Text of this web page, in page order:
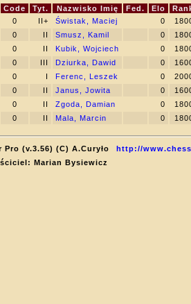
Code Tyt. Nazwisko Imię Fed. Elo
0 II+ Świstak, Maciej 0
0 II Smusz, Kamil 0
0 II Kubik, Wojciech 0
0 III Dziurka, Dawid 0
0 I Ferenc, Leszek 0
0 II Janus, Jowita 0
0 II Zgoda, Damian 0
0 II Mala, Marcin 0
Pro (v.3.56) (C) A.Curyło
http://
Marian Bysiewicz